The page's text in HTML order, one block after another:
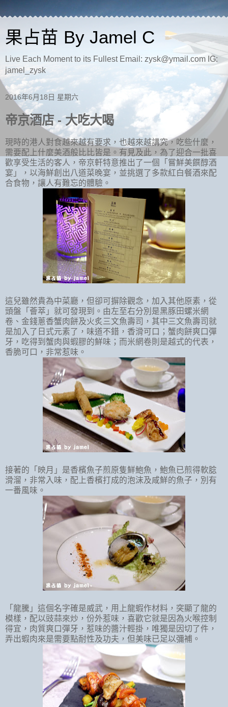
果占苗 By Jamel C
Live Each Moment to its Fullest Email: zysk@ymail.com IG:
jamel_zysk
2016年6月18日 星期六
帝京酒店 - 大吃大喝
現時的港人對食越來越有要求，也越來越講究，吃些什麼，
需要配上什麼美酒般比比皆是。有見及此，為了迎合一批喜
歡享受生活的客人，帝京軒特意推出了一個「嘗鮮美饌醇酒
宴」，以海鮮創出八道菜晚宴，並挑選了多款紅白餐酒來配
合食物，讓人有難忘的體驗。
這兒雖然貴為中菜廳，但卻可摒除觀念，加入其他原素，從
頭盤「薈萃」就可發現到。由左至右分別是黑豚田螺米網
卷、金錢蔥香蟹肉餅及火炙三文魚壽司，其中三文魚壽司就
是加入了日式元素了，味道不錯，香滑可口；蟹肉餅爽口彈
牙，吃得到蟹肉與蝦膠的鮮味；而米網卷則是越式的代表，
香脆可口，非常惹味。
接著的「映月」是香檳魚子煎原隻鮮鮑魚，鮑魚已煎得軟腍
滑溜，非常入味，配上香檳打成的泡沫及咸鮮的魚子，別有
一番風味。
「龍騰」這個名字確是威武，用上龍蝦作材料，突顯了龍的
模樣，配以豉蒜來炒，份外惹味，喜歡它就是因為火喉控制
得宜，肉質爽口彈牙，惹味的醬汁輕掛，唯獨是因切了件，
弄出蝦肉來是需要點耐性及功夫，但美味已足以彌補。